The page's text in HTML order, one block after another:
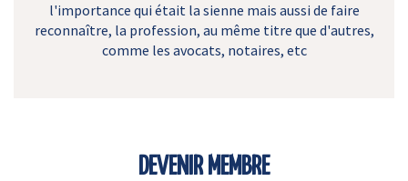
l'importance qui était la sienne mais aussi de faire
reconnaître, la profession, au même titre que d'autres,
comme les avocats, notaires, etc
DEVENIR MEMBRE